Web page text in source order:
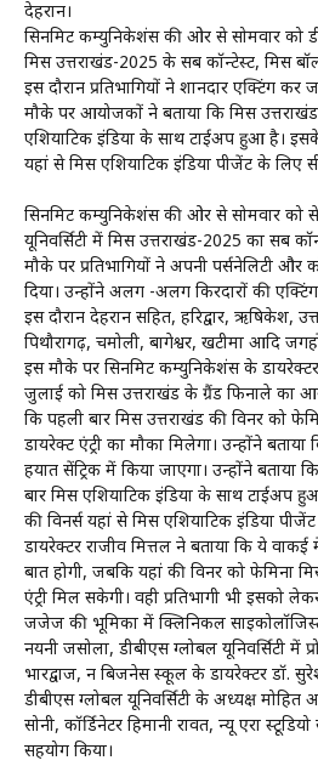
देहरादून।
सिनमिट कम्युनिकेशंस की ओर से सोमवार को
मिस उत्तराखंड-2025 के सब कॉन्टेस्ट, मिस
इस दौरान प्रतिभागियों ने शानदार एक्टिंग
मौके पर आयोजकों ने बताया कि मिस
एशियाटिक इंडिया के साथ टाईअप हुआ है।
यहां से मिस एशियाटिक इंडिया पीजेंट के लिए
सिनमिट कम्युनिकेशंस की ओर से सोमवार को
यूनिवर्सिटी में मिस उत्तराखंड-2025 का सब
मौके पर प्रतिभागियों ने अपनी पर्सनेलिटी
दिया। उन्होंने अलग -अलग किरदारों की
इस दौरान देहरादून सहित, हरिद्वार, ऋषिकेश,
पिथौरागढ़, चमोली, बागेश्वर, खटीमा आदि
इस मौके पर सिनमिट कम्युनिकेशंस के
जुलाई को मिस उत्तराखंड के ग्रैंड फिनाले का
कि पहली बार मिस उत्तराखंड की विनर को
डायरेक्ट एंट्री का मौका मिलेगा। उन्होंने
हयात सेंट्रिक में किया जाएगा। उन्होंने बताया
बार मिस एशियाटिक इंडिया के साथ टाईअप
की विनर्स यहां से मिस एशियाटिक इंडिया
डायरेक्टर राजीव मित्तल ने बताया कि ये
बात होगी, जबकि यहां की विनर को फेमिना
एंट्री मिल सकेगी। वही प्रतिभागी भी इसको
जजेज की भूमिका में क्लिनिकल
नयनी जसोला, डीबीएस ग्लोबल यूनिवर्सिटी में
भारद्वाज, दून बिजनेस स्कूल के डायरेक्टर डॉ.
डीबीएस ग्लोबल यूनिवर्सिटी के अध्यक्ष मोहित
सोनी, कॉर्डिनेटर हिमानी रावत, न्यू एरा
सहयोग किया।